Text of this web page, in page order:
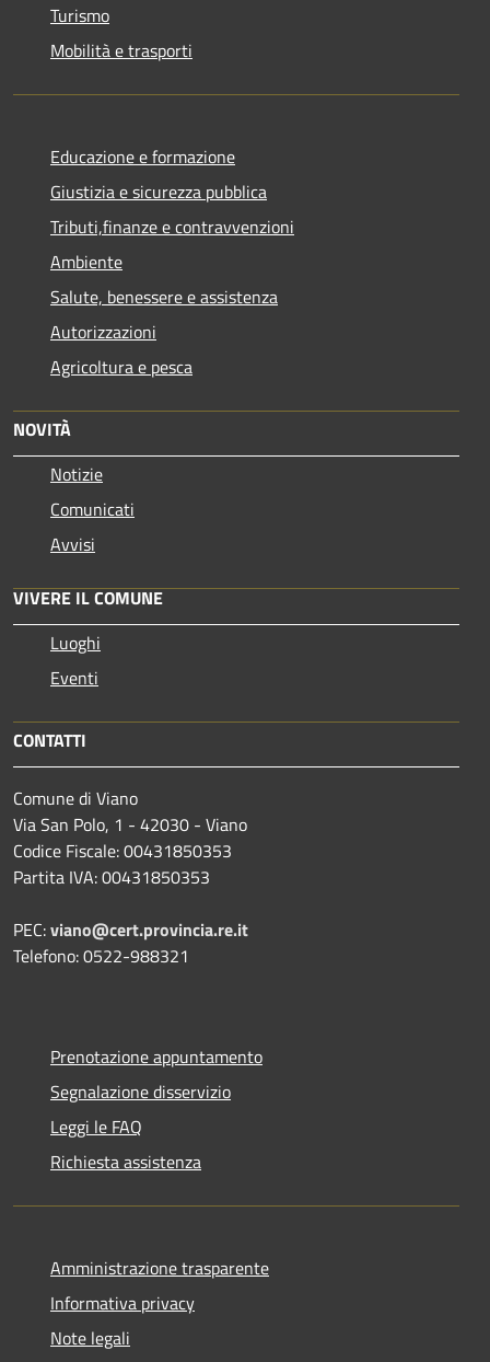
Turismo
Mobilità e trasporti
Educazione e formazione
Giustizia e sicurezza pubblica
Tributi,finanze e contravvenzioni
Ambiente
Salute, benessere e assistenza
Autorizzazioni
Agricoltura e pesca
NOVITÀ
Notizie
Comunicati
Avvisi
VIVERE IL COMUNE
Luoghi
Eventi
CONTATTI
Comune di Viano
Via San Polo, 1 - 42030 - Viano
Codice Fiscale: 00431850353
Partita IVA: 00431850353
PEC:viano@cert.provincia.re.it
Telefono: 0522-988321
Prenotazione appuntamento
Segnalazione disservizio
Leggi le FAQ
Richiesta assistenza
Amministrazione trasparente
Informativa privacy
Note legali